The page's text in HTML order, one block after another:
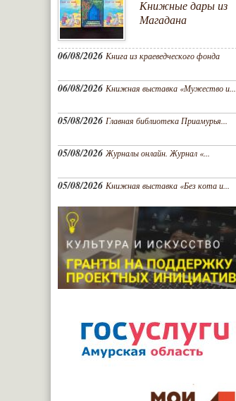
Книжные дары из
Магадана
06/08/2026 Книга из краеведческого фонда
06/08/2026 Книжная выставка «Мужество и...
05/08/2026 Главная библиотека Приамурья...
05/08/2026Журналы онлайн. Журнал «...
05/08/2026 Книжная выставка «Без кота и...